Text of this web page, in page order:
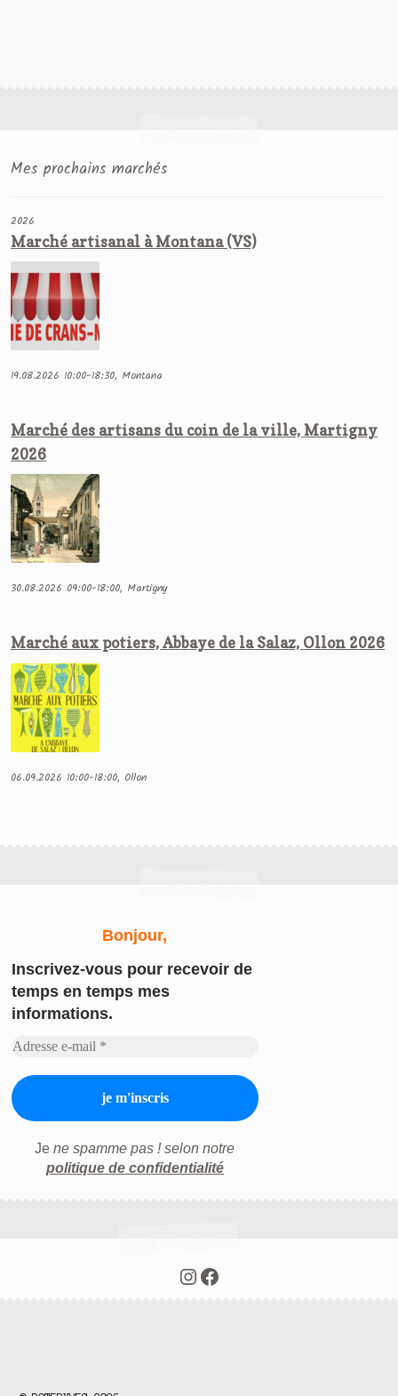
Mes prochains marchés
2026
Marché artisanal à Montana (VS)
19.08.2026 10:00-18:30, Montana
Marché des artisans du coin de la ville, Martigny
2026
30.08.2026 09:00-18:00, Martigny
Marché aux potiers, Abbaye de la Salaz, Ollon 2026
06.09.2026 10:00-18:00, Ollon
Bonjour,
Inscrivez-vous pour recevoir de
temps en temps mes
informations.
Je ne spamme pas ! selon notre
politique de confidentialité
Instagram
Facebook